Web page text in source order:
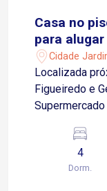
Casa no
para
Sorocaba/
Cidade
Localizada
Figueiredo e
academias e
Sobre o
200 m²
4
Dorm.